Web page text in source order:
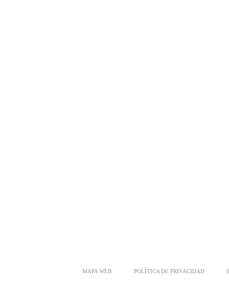
MAPA WEB POLÍTICA DE PRIVACIDAD